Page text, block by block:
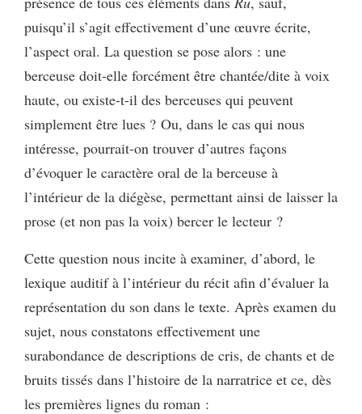
puisqu’il s’agit effectivement d’une œuvre écrite,
l’aspect oral. La question se pose alors : une
berceuse doit-elle forcément être chantée/dite à voix
haute, ou existe-t-il des berceuses qui peuvent
simplement être lues ? Ou, dans le cas qui nous
intéresse, pourrait-on trouver d’autres façons
d’évoquer le caractère oral de la berceuse à
l’intérieur de la diégèse, permettant ainsi de laisser la
prose (et non pas la voix) bercer le lecteur ?
Cette question nous incite à examiner, d’abord, le
lexique auditif à l’intérieur du récit afin d’évaluer la
représentation du son dans le texte. Après examen du
sujet, nous constatons effectivement une
surabondance de descriptions de cris, de chants et de
bruits tissés dans l’histoire de la narratrice et ce, dès
les premières lignes du roman :